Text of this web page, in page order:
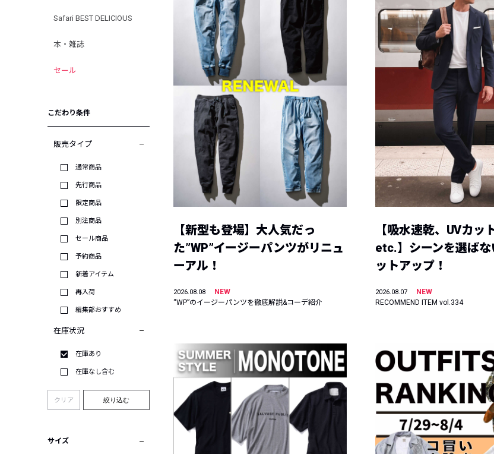
Safari BEST DELICIOUS
本・雑誌
セール
こだわり条件
販売タイプ
通常商品
先行商品
限定商品
別注商品
セール商品
予約商品
新着アイテム
再入荷
編集部おすすめ
在庫状況
在庫あり
在庫なし含む
クリア 絞り込む
サイズ
【新型も登場】大人気だっ
た”WP”イージーパンツがリニュ
ーアル！
2026.08.08
NEW
“WP”のイージーパンツを徹底解説&コーデ紹介
【吸水速乾、UVカッ
etc.】シーンを選ばな
ットアップ！
2026.08.07
NEW
RECOMMEND ITEM vol.334